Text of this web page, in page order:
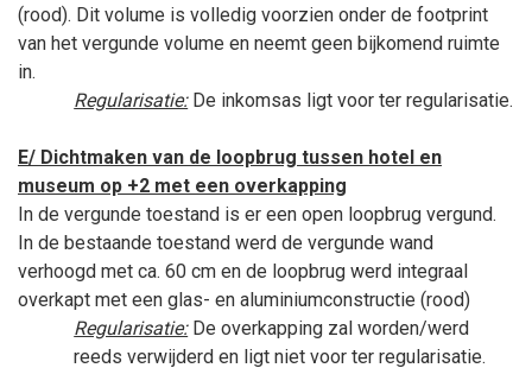
(rood). Dit volume is volledig voorzien onder de footprint
van het vergunde volume en neemt geen bijkomend ruimte
in.
Regularisatie: De inkomsas ligt voor ter regularisatie.
E/ Dichtmaken van de loopbrug tussen hotel en
museum op +2 met een overkapping
In de vergunde toestand is er een open loopbrug vergund.
In de bestaande toestand werd de vergunde wand
verhoogd met ca. 60 cm en de loopbrug werd integraal
overkapt met een glas- en aluminiumconstructie (rood)
Regularisatie:De overkapping zal worden/werd
reeds verwijderd en ligt niet voor ter regularisatie.